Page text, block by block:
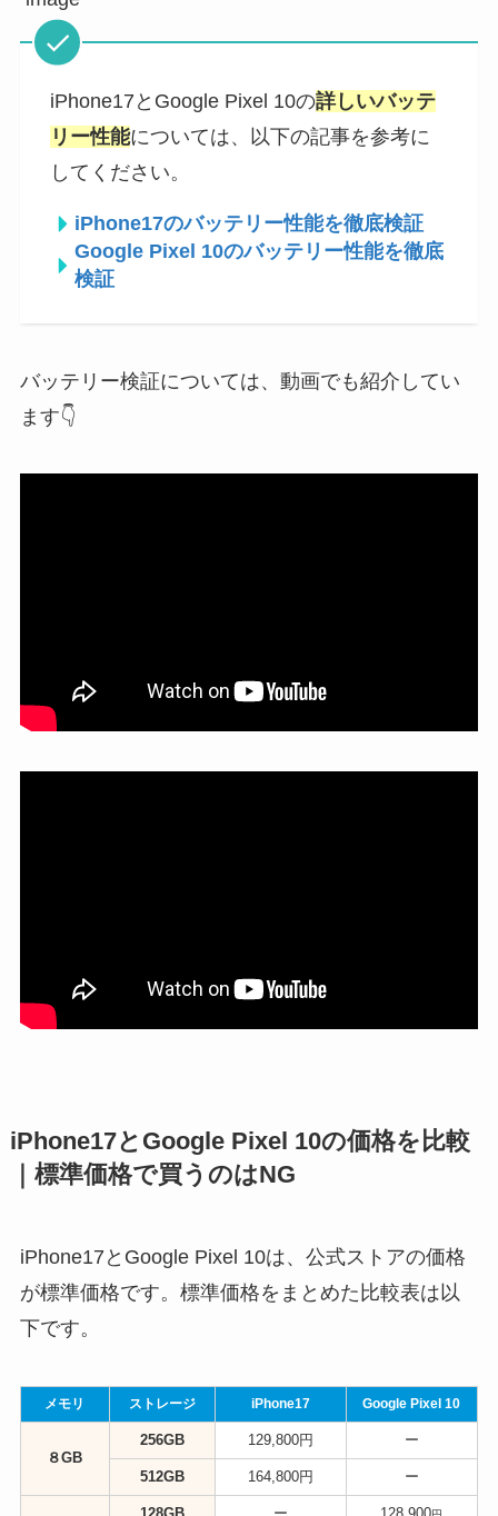
iPhone17とGoogle Pixel 10の詳しいバッテ
リー性能については、以下の記事を参考に
してください。
iPhone17のバッテリー性能を徹底検証
Google Pixel 10のバッテリー性能を徹底
検証
バッテリー検証については、動画でも紹介してい
ます👇️
iPhone17とGoogle Pixel 10の価格を比較
｜標準価格で買うのはNG
iPhone17とGoogle Pixel 10は、公式ストアの価格
が標準価格です。標準価格をまとめた比較表は以
下です。
メモリ ストレージ iPhone17 Google Pixel 10
８GB
256GB 129,800円 ー
512GB 164,800円 ー